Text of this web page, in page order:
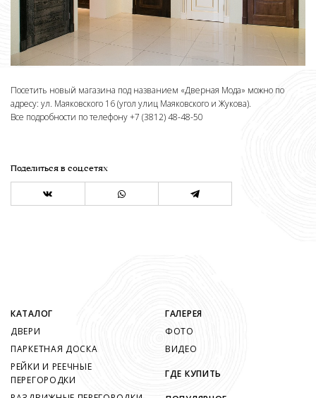
Посетить новый магазина под названием «Дверная Мода» можно по
адресу: ул. Маяковского 16 (угол улиц Маяковского и Жукова).
Все подробности по телефону +7 (3812) 48-48-50
Поделиться в соц.сетях
КАТАЛОГ
ДВЕРИ
ПАРКЕТНАЯ ДОСКА
РЕЙКИ И РЕЕЧНЫЕ
ПЕРЕГОРОДКИ
ГАЛЕРЕЯ
ФОТО
ВИДЕО
ГДЕ КУПИТЬ